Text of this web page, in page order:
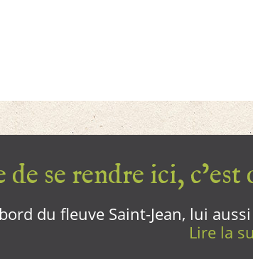
de se rendre ici,
du fleuve Saint-Jean, lui
Lire la